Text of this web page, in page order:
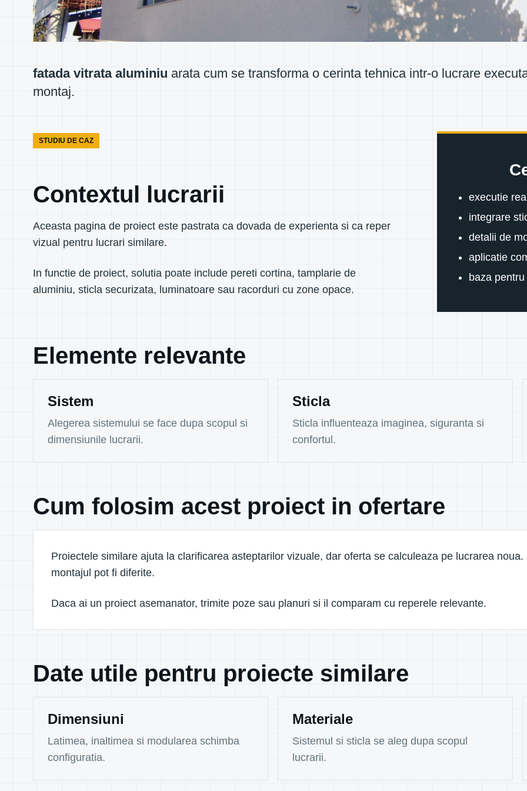
fatada vitrata aluminiu arata cum se transforma o cerinta tehnica intr-o lucrare
montaj.
STUDIU DE CAZ
Contextul lucrarii
Aceasta pagina de proiect este pastrata ca dovada de experienta si ca reper
vizual pentru lucrari similare.
In functie de proiect, solutia poate include pereti cortina, tamplarie de
aluminiu, sticla securizata, luminatoare sau racorduri cu zone opace.
executie
integrare
detalii de
aplicatie
baza
Elemente relevante
Sistem
Alegerea sistemului se face dupa scopul si
dimensiunile lucrarii.
Sticla
Sticla influenteaza imaginea, siguranta si
confortul.
Cum folosim acest proiect in ofertare
Proiectele similare ajuta la clarificarea asteptarilor vizuale, dar oferta se calculeaza pe lucrarea
montajul pot fi diferite.
Daca ai un proiect asemanator, trimite poze sau planuri si il comparam cu reperele relevante.
Date utile pentru proiecte similare
Dimensiuni
Latimea, inaltimea si modularea schimba
configuratia.
Materiale
Sistemul si sticla se aleg dupa scopul
lucrarii.